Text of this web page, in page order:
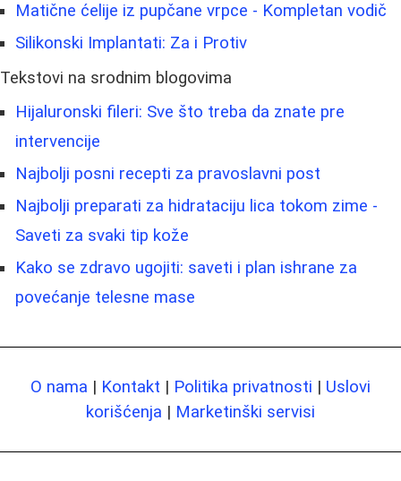
Matične ćelije iz pupčane vrpce - Kompletan vodič
Silikonski Implantati: Za i Protiv
Tekstovi na srodnim blogovima
Hijaluronski fileri: Sve što treba da znate pre
intervencije
Najbolji posni recepti za pravoslavni post
Najbolji preparati za hidrataciju lica tokom zime -
Saveti za svaki tip kože
Kako se zdravo ugojiti: saveti i plan ishrane za
povećanje telesne mase
O nama | Kontakt | Politika privatnosti | Uslovi
korišćenja | Marketinški servisi